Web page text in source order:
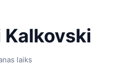
Kalkovski
laiks